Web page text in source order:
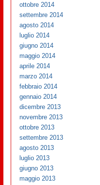
ottobre 2014
settembre 2014
agosto 2014
luglio 2014
giugno 2014
maggio 2014
aprile 2014
marzo 2014
febbraio 2014
gennaio 2014
dicembre 2013
novembre 2013
ottobre 2013
settembre 2013
agosto 2013
luglio 2013
giugno 2013
maggio 2013